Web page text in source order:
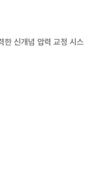
신개념 압력 교정 시스